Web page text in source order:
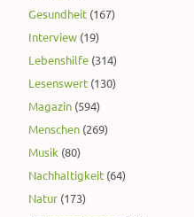
Gesundheit (167)
Interview (19)
Lebenshilfe (314)
Lesenswert (130)
Magazin (594)
Menschen (269)
Musik (80)
Nachhaltigkeit (64)
Natur (173)